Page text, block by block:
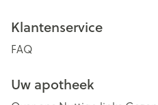
Klantenservice
FAQ
Uw apotheek